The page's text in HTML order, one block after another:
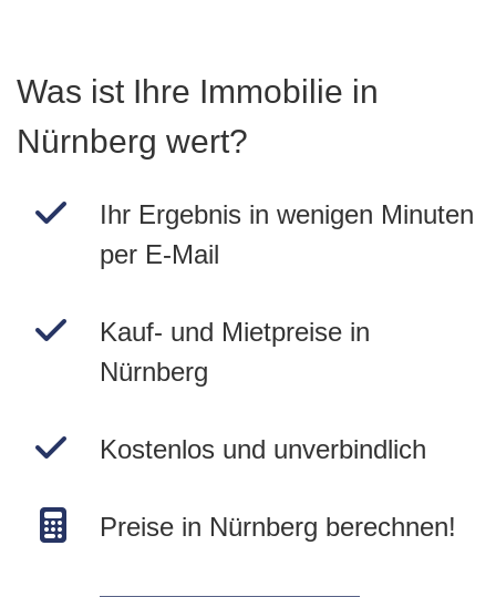
Was ist Ihre Immobilie in
Nürnberg wert?
Ihr Ergebnis in wenigen Minuten
per E-Mail
Kauf- und Mietpreise in
Nürnberg
Kostenlos und unverbindlich
Preise in Nürnberg berechnen!